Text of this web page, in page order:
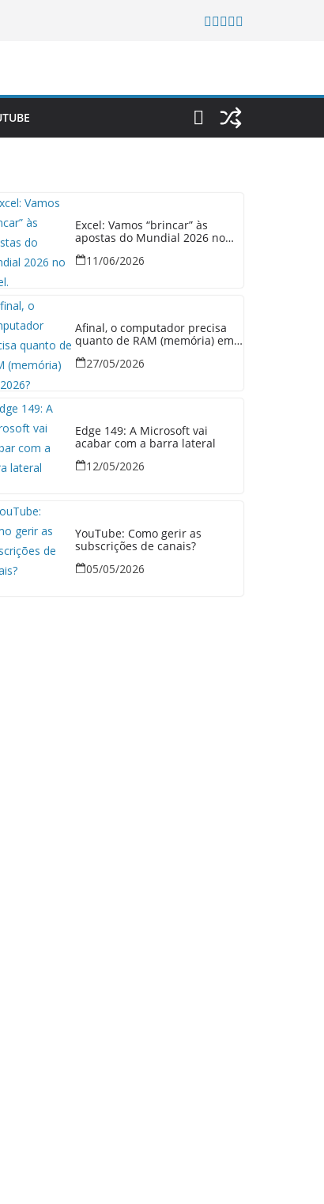
Excel: Vamos “brincar” às
apostas do Mundial 2026 no
11/06/2026
Afinal, o computador precisa
quanto de RAM (memória) em
27/05/2026
Edge 149: A Microsoft vai
acabar com a barra lateral
12/05/2026
YouTube: Como gerir as
subscrições de canais?
05/05/2026